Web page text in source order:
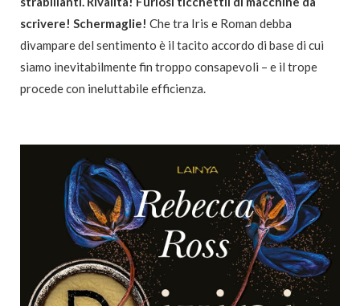
scrivere! Schermaglie! Che tra Iris e Roman debba
divampare del sentimento è il tacito accordo di base di cui
siamo inevitabilmente fin troppo consapevoli – e il trope
procede con ineluttabile efficienza.